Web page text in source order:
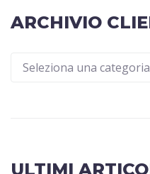
ARCHIVIO
ULTIMI